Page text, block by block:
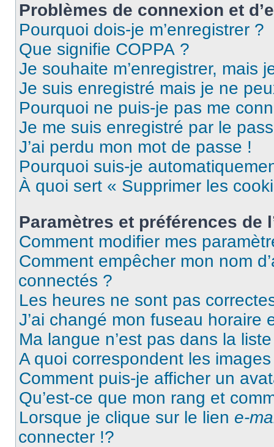
Problèmes de connexion et
Pourquoi dois-je m’enregistrer ?
Que signifie COPPA ?
Je souhaite m’enregistrer, mais
Je suis enregistré mais je ne
Pourquoi ne puis-je pas me
Je me suis enregistré par le
J’ai perdu mon mot de passe !
Pourquoi suis-je
À quoi sert « Supprimer les
Paramètres et préférences de
Comment modifier mes
Comment empêcher mon nom
connectés ?
Les heures ne sont pas
J’ai changé mon fuseau horaire
Ma langue n’est pas dans la
A quoi correspondent les
Comment puis-je afficher un
Qu’est-ce que mon rang et
Lorsque je clique sur le lien e-
connecter !?